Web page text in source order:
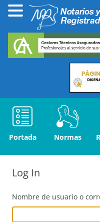
Portada Normas
Log In
Nombre de usuario o